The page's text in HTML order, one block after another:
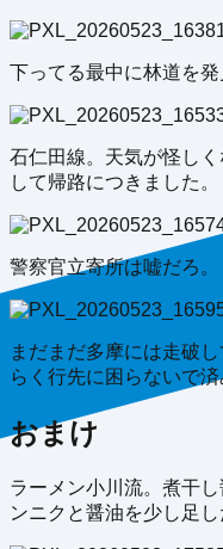
下ってる最中に林道を発
石仁田線。天気が怪し
して帰路につきました
警察官立寄所は嘘だろ。
まだまだ多摩には走破
らく行先に困らないで済
おまけ
ラーメン小川流。煮干
ンニクと醤油を少し足